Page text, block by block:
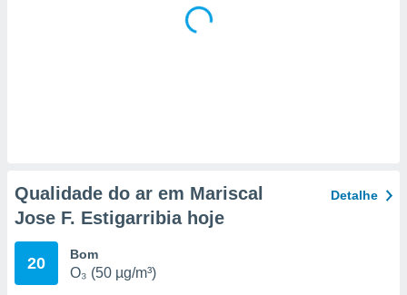
medir
da
medir o
de
Qualidade do ar em Mariscal
Jose F. Estigarribia hoje
Detalhe
20 Bom
O₃ (50 µg/m³)